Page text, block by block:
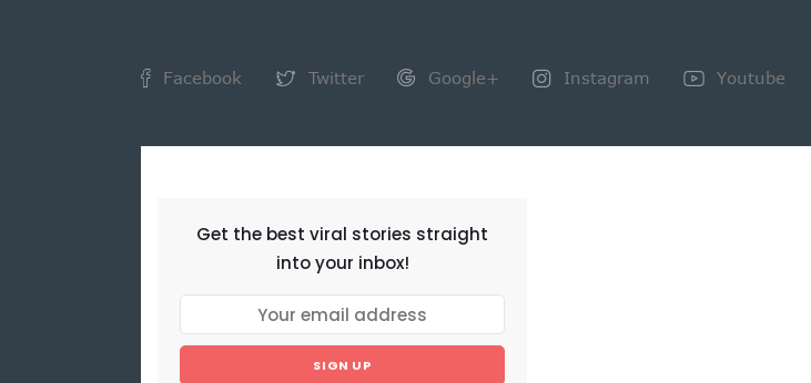
Facebook Twitter Google+ Instagram Youtube
Get the best viral stories straight
into your inbox!
SIGN UP